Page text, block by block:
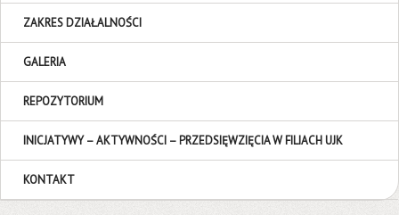
ZAKRES DZIAŁALNOŚCI
GALERIA
REPOZYTORIUM
INICJATYWY – AKTYWNOŚCI – PRZEDSIĘWZIĘCIA W FILIACH UJK
KONTAKT